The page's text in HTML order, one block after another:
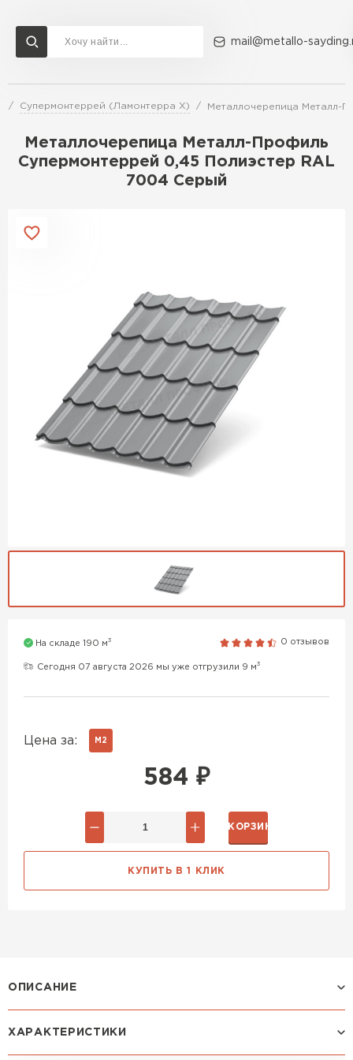
mail@metallo-
Супермонтеррей (Ламонтерра X) Металлочерепица Металл-
Металлочерепица Металл-Профиль
Супермонтеррей 0,45 Полиэстер RAL
7004 Серый
На складе 190 м3 0 отзывов
Сегодня 07 августа 2026 мы уже отгрузили 9 м3
Цена за: М2
584 ₽
В КОРЗИНУ
КУПИТЬ В 1 КЛИК
ОПИСАНИЕ
Профиль ЛАМОНТЕРРА X:
ХАРАКТЕРИСТИКИ
Доставка и оплата Акции О компании Контакты
Перейти в каталог